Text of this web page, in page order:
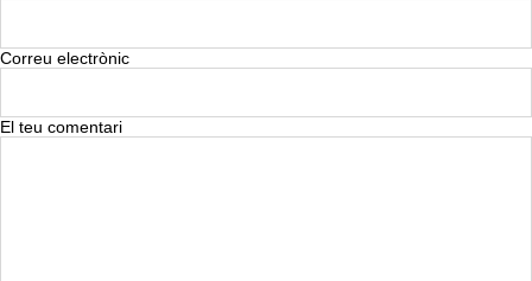
Correu electrònic
El teu comentari